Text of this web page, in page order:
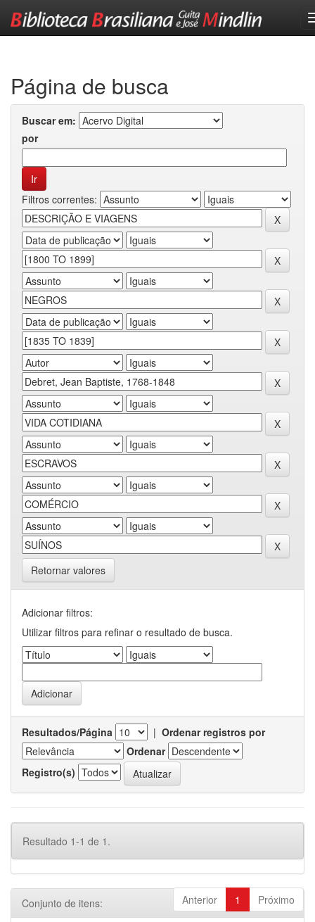
Página de busca
Buscar em:
por
Filtros correntes:
Retornar valores
Adicionar filtros:
Utilizar filtros para refinar o resultado de busca.
Resultados/Página | Ordenar registros por
Ordenar
Registro(s)
Resultado 1-1 de 1.
Anterior 1 Próximo
Conjunto de itens: